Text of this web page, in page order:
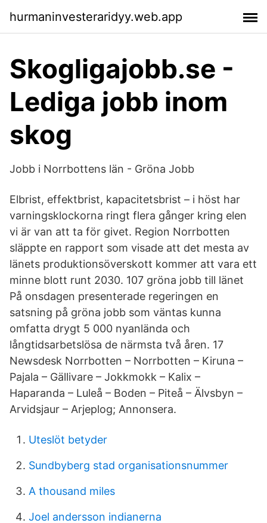
hurmaninvesteraridyy.web.app
Skogligajobb.se -
Lediga jobb inom
skog
Jobb i Norrbottens län - Gröna Jobb
Elbrist, effektbrist, kapacitetsbrist – i höst har
varningsklockorna ringt flera gånger kring elen
vi är van att ta för givet. Region Norrbotten
släppte en rapport som visade att det mesta av
länets produktionsöverskott kommer att vara ett
minne blott runt 2030. 107 gröna jobb till länet
På onsdagen presenterade regeringen en
satsning på gröna jobb som väntas kunna
omfatta drygt 5 000 nyanlända och
långtidsarbetslösa de närmsta två åren. 17
Newsdesk Norrbotten – Norrbotten – Kiruna –
Pajala – Gällivare – Jokkmokk – Kalix –
Haparanda – Luleå – Boden – Piteå – Älvsbyn –
Arvidsjaur – Arjeplog; Annonsera.
Uteslöt betyder
Sundbyberg stad organisationsnummer
A thousand miles
Joel andersson indianerna